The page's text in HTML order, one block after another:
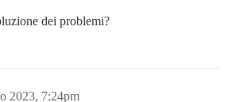
dei problemi?
2023, 7:24pm